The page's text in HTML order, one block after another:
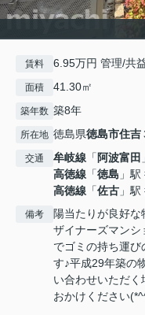
賃料 6.95万円 管理/共
面積 41.30㎡
築年数 築8年
所在地 徳島県徳島市住吉
交通 牟岐線 「 阿波富田
高徳線 「徳島 」
高徳線 「佐古 」
備考
陽当たりが良好
ザイナーズマンシ
でゴミの持ち運び
す♪平成29年築の
い合わせいただ
おかけください